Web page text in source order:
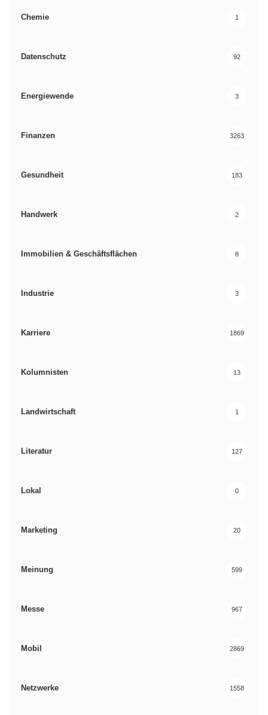
Chemie 1
Datenschutz 92
Energiewende 3
Finanzen 3263
Gesundheit 183
Handwerk 2
Immobilien & Geschäftsflächen 8
Industrie 3
Karriere 1869
Kolumnisten 13
Landwirtschaft 1
Literatur 127
Lokal 0
Marketing 20
Meinung 599
Messe 967
Mobil 2869
Netzwerke 1558